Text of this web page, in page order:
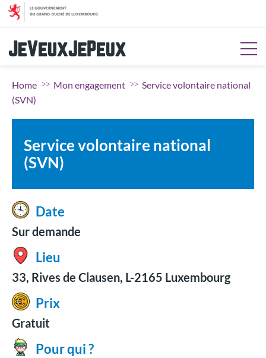
Aller au menu
Aller à la recherche
Home Mon engagement
Service volontaire national
(SVN)
Service volontaire national
(SVN)
Date
Sur demande
Lieu
33, Rives de Clausen, L-2165 Luxembourg
Prix
Gratuit
Pour qui ?